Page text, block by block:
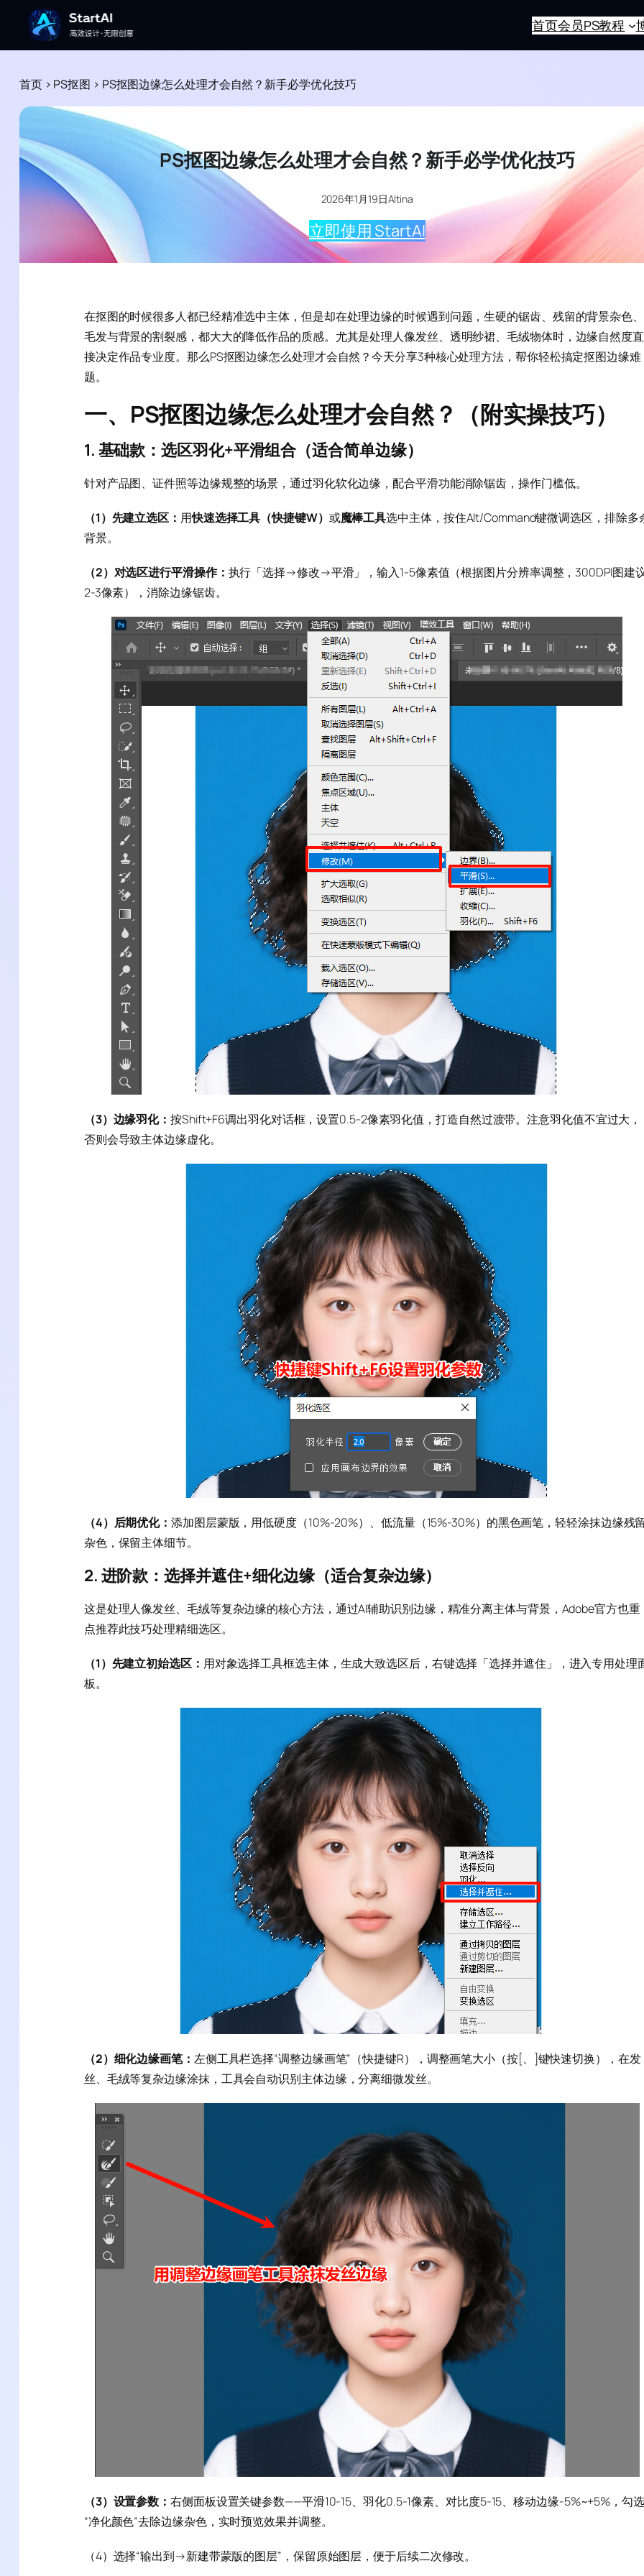
首页会员PS教程
首页 > PS抠图 > PS抠图边缘怎么处理才会自然？新手必学优化技巧
PS抠图边缘怎么处理才会自然？新手必学优化技巧
2026年1月19日Altina
立即使用 StartAI
在抠图的时候很多人都已经精准选中主体，但是却在处理边缘的时候遇到问题，生硬的锯齿、残留的背景杂色、
毛发与背景的割裂感，都大大的降低作品的质感。尤其是处理人像发丝、透明纱裙、毛绒物体时，边缘自然度直
接决定作品专业度。那么PS抠图边缘怎么处理才会自然？今天分享3种核心处理方法，帮你轻松搞定抠图边缘难
题。
一、PS抠图边缘怎么处理才会自然？（附实操技巧）
1. 基础款：选区羽化+平滑组合（适合简单边缘）
针对产品图、证件照等边缘规整的场景，通过羽化软化边缘，配合平滑功能消除锯齿，操作门槛低。
（1）先建立选区： 用快速选择工具（快捷键W） 或魔棒工具选中主体，按住Alt/Command键微调选区，排除多
背景。
（2）对选区进行平滑操作： 执行「选择→修改→平滑」，输入1-5像素值（根据图片分辨率调整，300DPI图建
2-3像素），消除边缘锯齿。
（3）边缘羽化：按Shift+F6调出羽化对话框，设置0.5-2像素羽化值，打造自然过渡带。注意羽化值不宜过大，
否则会导致主体边缘虚化。
（4）后期优化：添加图层蒙版，用低硬度（10%-20%）、低流量（15%-30%）的黑色画笔，轻轻涂抹边缘残
杂色，保留主体细节。
2. 进阶款：选择并遮住+细化边缘（适合复杂边缘）
这是处理人像发丝、毛绒等复杂边缘的核心方法，通过AI辅助识别边缘，精准分离主体与背景，Adobe官方也重
点推荐此技巧处理精细选区。
（1）先建立初始选区： 用对象选择工具框选主体，生成大致选区后，右键选择「选择并遮住」，进入专用处理
板。
（2）细化边缘画笔： 左侧工具栏选择“调整边缘画笔”（快捷键R），调整画笔大小（按[、]键快速切换），在发
丝、毛绒等复杂边缘涂抹，工具会自动识别主体边缘，分离细微发丝。
（3）设置参数：右侧面板设置关键参数——平滑10-15、羽化0.5-1像素、对比度5-15、移动边缘-5%~+5%，勾选
“净化颜色”去除边缘杂色，实时预览效果并调整。
（4）选择“输出到→新建带蒙版的图层”，保留原始图层，便于后续二次修改。